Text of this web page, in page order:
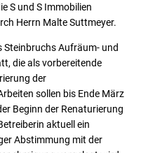
S und S Immobilien
Herrn Malte Suttmeyer.
Steinbruchs Aufräum- und
die als vorbereitende
der
sollen bis Ende März
Beginn der Renaturierung
aktuell ein
Abstimmung mit der